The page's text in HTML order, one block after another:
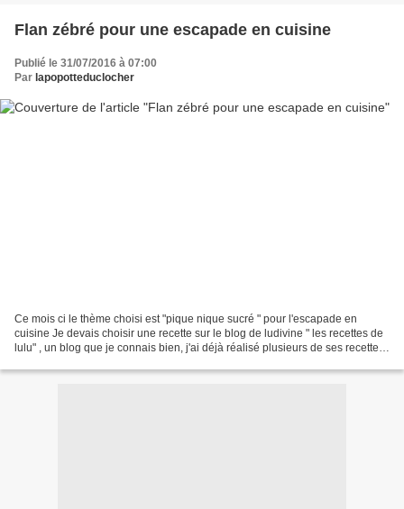
Flan zébré pour une escapade en cuisine
Publié le 31/07/2016 à 07:00
Par lapopotteduclocher
Ce mois ci le thème choisi est "pique nique sucré " pour l'escapade en
cuisine Je devais choisir une recette sur le blog de ludivine " les recettes de
lulu" , un blog que je connais bien, j'ai déjà réalisé plusieurs de ses recettes.